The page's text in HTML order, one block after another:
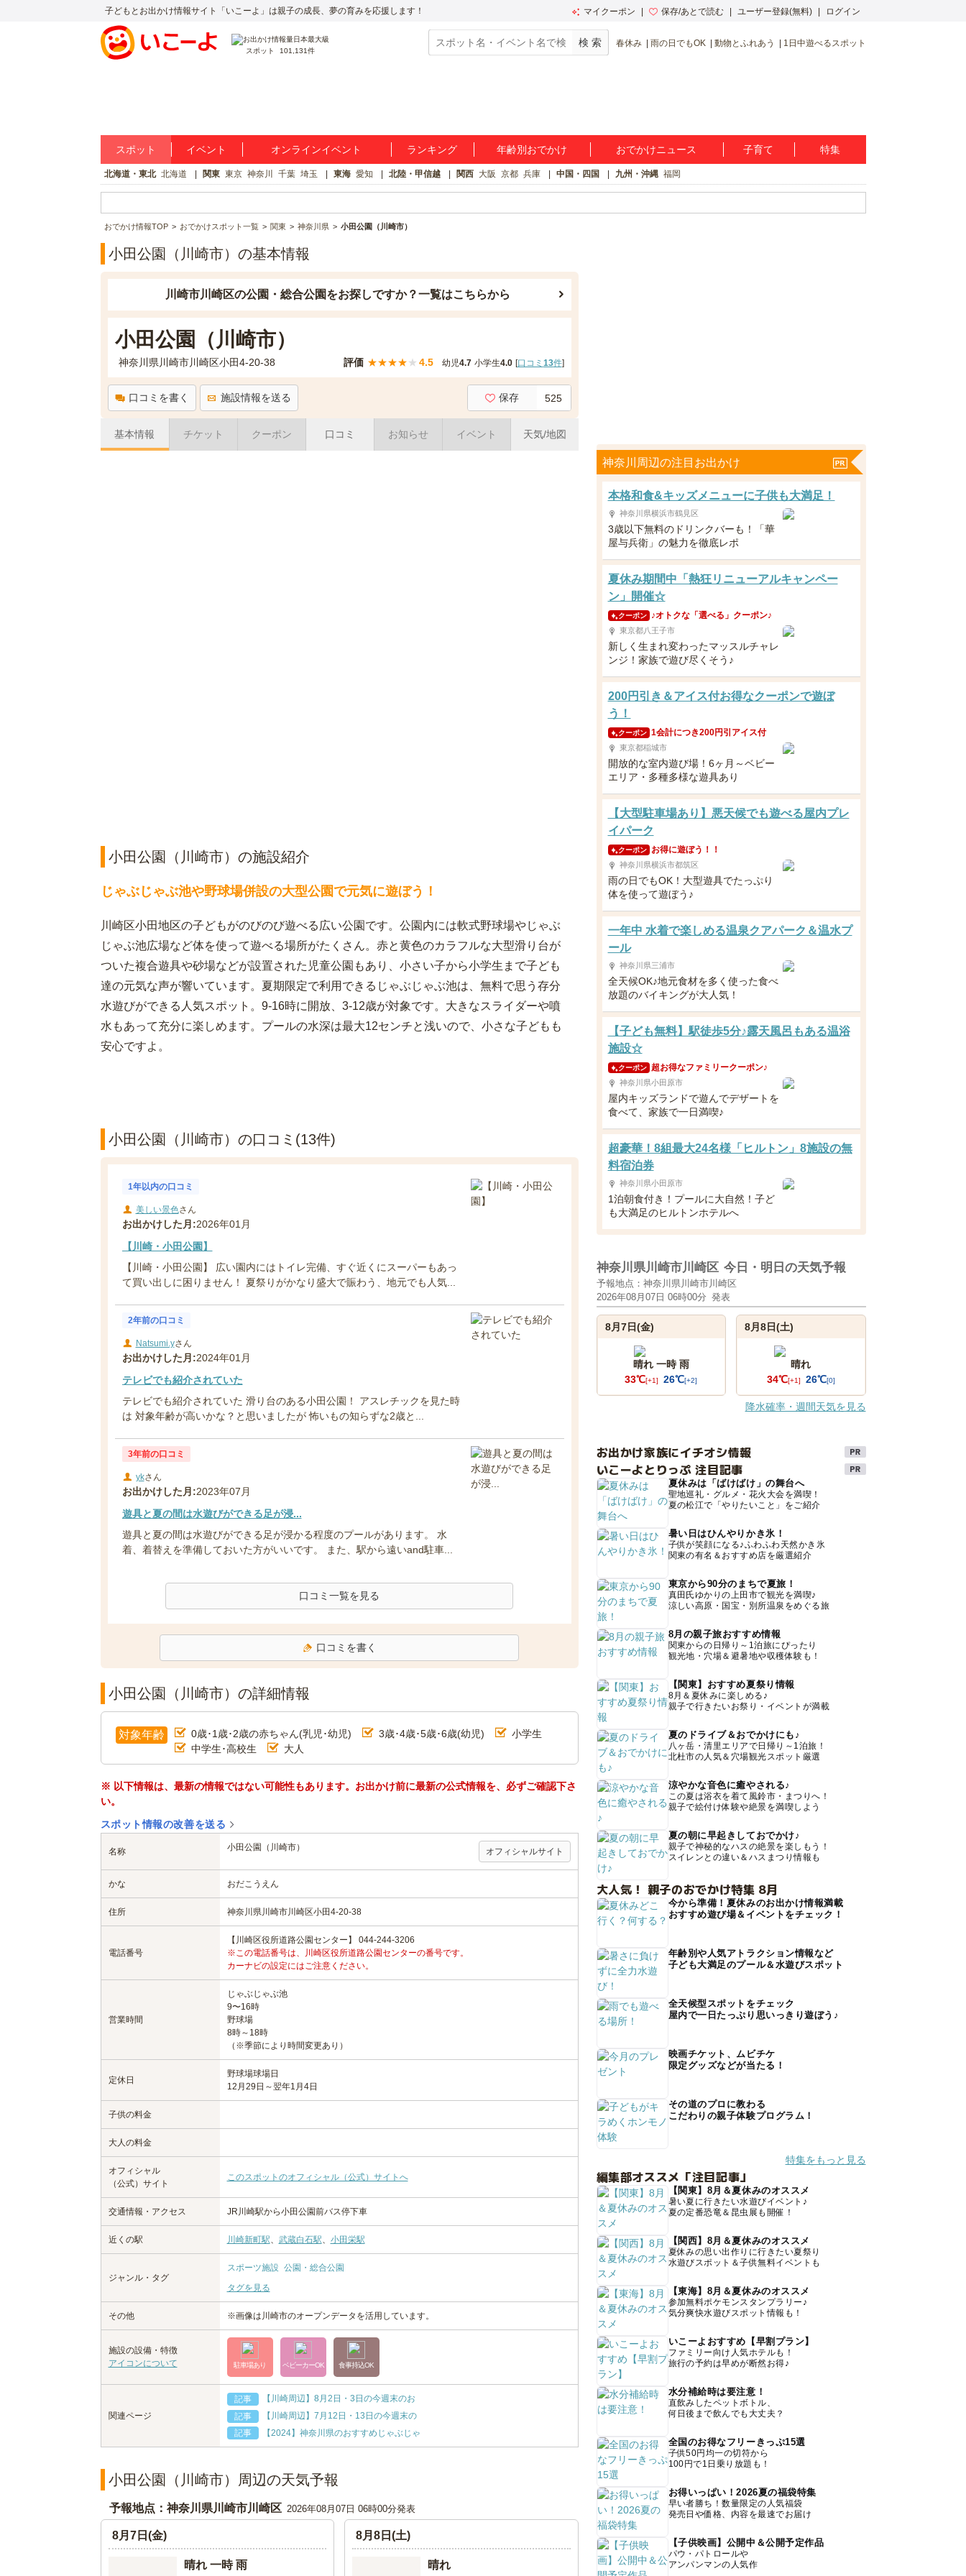
子どもとお出かけ情報サイト「いこーよ」は親子の成長、夢の育みを応援します！ マイクーポン 保存/あとで読む ユーザー登録(無料) ログイン
スポット 101,131件
春休み 雨の日でもOK 動物とふれあう 1日中遊べるスポット
スポット イベント オンラインイベント ランキング 年齢別おでかけ おでかけニュース 子育て 特集
北海道・東北 北海道 関東 東京 神奈川 千葉 埼玉 東海 愛知 北陸・甲信越 関西 大阪 京都 兵庫 中国・四国 九州・沖縄 福岡
おでかけ情報TOP おでかけスポット一覧 関東 神奈川県 小田公園（川崎市）
小田公園（川崎市）の基本情報
川崎市川崎区の公園・総合公園をお探しですか？一覧はこちらから
小田公園（川崎市）
神奈川県川崎市川崎区小田4-20-38 評価 ★★★★★ 4.5 幼児4.7 小学生4.0 [口コミ 13件]
口コミを書く 施設情報を送る 保存 525
基本情報 チケット クーポン 口コミ お知らせ イベント 天気/地図
小田公園（川崎市）の施設紹介
じゃぶじゃぶ池や野球場併設の大型公園で元気に遊ぼう！
川崎区小田地区の子どもがのびのび遊べる広い公園です。公園内には軟式野球場やじゃぶ
じゃぶ池広場など体を使って遊べる場所がたくさん。赤と黄色のカラフルな大型滑り台が
ついた複合遊具や砂場などが設置された児童公園もあり、小さい子から小学生まで子ども
達の元気な声が響いています。夏期限定で利用できるじゃぶじゃぶ池は、無料で思う存分
水遊びができる人気スポット。9-16時に開放、3-12歳が対象です。大きなスライダーや噴
水もあって充分に楽しめます。プールの水深は最大12センチと浅いので、小さな子どもも
安心ですよ。
小田公園（川崎市）の口コミ(13件)
1年以内の口コミ
美しい景色さん
お出かけした月:2026年01月
【川崎・小田公園】
【川崎・小田公園】 広い園内にはトイレ完備、すぐ近くにスーパーもあっ
て買い出しに困りません！ 夏祭りがかなり盛大で賑わう、地元でも人気...
2年前の口コミ
Natsumi.yさん
お出かけした月:2024年01月
テレビでも紹介されていた
テレビでも紹介されていた 滑り台のある小田公園！ アスレチックを見た時
は 対象年齢が高いかな？と思いましたが 怖いもの知らずな2歳と...
3年前の口コミ
ykさん
お出かけした月:2023年07月
遊具と夏の間は水遊びができる足が浸...
遊具と夏の間は水遊びができる足が浸かる程度のプールがあります。 水
着、着替えを準備しておいた方がいいです。 また、駅から遠いand駐車...
口コミ一覧を見る
口コミを書く
小田公園（川崎市）の詳細情報
対象年齢 0歳･1歳･2歳の赤ちゃん(乳児･幼児) 3歳･4歳･5歳･6歳(幼児)
小学生
中学生･高校生
大人
※ 以下情報は、最新の情報ではない可能性もあります。お出かけ前に最新の公式情報を、必ずご確認下さ
い。
スポット情報の改善を送る
名称 小田公園（川崎市） オフィシャルサイト
かな おだこうえん
住所 神奈川県川崎市川崎区小田4-20-38
電話番号
【川崎区役所道路公園センター】 044-244-3206
※この電話番号は、川崎区役所道路公園センターの番号です。
カーナビの設定にはご注意ください。
営業時間
じゃぶじゃぶ池
9〜16時
野球場
8時～18時
（※季節により時間変更あり）
定休日
野球場球場日
12月29日～翌年1月4日
子供の料金
大人の料金
オフィシャル
（公式）サイト
このスポットのオフィシャル（公式）サイトへ
交通情報・アクセス JR川崎駅から小田公園前バス停下車
近くの駅 川崎新町駅、 武蔵白石駅、 小田栄駅
ジャンル・タグ
スポーツ施設 公園・総合公園
タグを見る
その他 ※画像は川崎市のオープンデータを活用しています。
施設の設備・特徴
アイコンについて
駐車場あり ベビーカーOK 食事持込OK
関連ページ
記事
【川崎周辺】8月2日・3日の今週末のお
記事
【川崎周辺】7月12日・13日の今週末の
記事
【2024】神奈川県のおすすめじゃぶじゃ
小田公園（川崎市）周辺の天気予報
予報地点：神奈川県川崎市川崎区 2026年08月07日 06時00分発表
8月7日(金)
晴れ 一時 雨
8月8日(土)
晴れ
神奈川周辺の注目お出かけ
本格和食&キッズメニューに子供も大満足！
神奈川県横浜市鶴見区
3歳以下無料のドリンクバーも！「華
屋与兵衛」の魅力を徹底レポ
夏休み期間中「熱狂リニューアルキャンペー
ン」開催☆
クーポン ♪オトクな「選べる」クーポン♪
東京都八王子市
新しく生まれ変わったマッスルチャレ
ンジ！家族で遊び尽くそう♪
200円引き＆アイス付お得なクーポンで遊ぼ
う！
クーポン 1会計につき200円引アイス付
東京都稲城市
開放的な室内遊び場！6ヶ月～ベビー
エリア・多種多様な遊具あり
【大型駐車場あり】悪天候でも遊べる屋内プレ
イパーク
クーポン お得に遊ぼう！！
神奈川県横浜市都筑区
雨の日でもOK！大型遊具でたっぷり
体を使って遊ぼう♪
一年中 水着で楽しめる温泉クアパーク＆温水プ
ール
神奈川県三浦市
全天候OK♪地元食材を多く使った食べ
放題のバイキングが大人気！
【子ども無料】駅徒歩5分♪露天風呂もある温浴
施設☆
クーポン 超お得なファミリークーポン♪
神奈川県小田原市
屋内キッズランドで遊んでデザートを
食べて、家族で一日満喫♪
超豪華！8組最大24名様「ヒルトン」8施設の無
料宿泊券
神奈川県小田原市
1泊朝食付き！プールに大自然！子ど
も大満足のヒルトンホテルへ
神奈川県川崎市川崎区 今日・明日の天気予報
予報地点：神奈川県川崎市川崎区
2026年08月07日 06時00分 発表
8月7日(金)
晴れ 一時 雨
33℃[+1] 26℃[+2]
8月8日(土)
晴れ
34℃[+1] 26℃[0]
降水確率・週間天気を見る
お出かけ家族にイチオシ情報
いこーよとりっぷ 注目記事
夏休みは「ばけばけ」の舞台へ
聖地巡礼・グルメ・花火大会を満喫！
夏の松江で「やりたいこと」をご紹介
暑い日はひんやりかき氷！
子供が笑顔になる♪ふわふわ天然かき氷
関東の有名＆おすすめ店を厳選紹介
東京から90分のまちで夏旅！
真田氏ゆかりの上田市で観光を満喫♪
涼しい高原・国宝・別所温泉をめぐる旅
8月の親子旅おすすめ情報
関東からの日帰り～1泊旅にぴったり
観光地・穴場＆避暑地や収穫体験も！
【関東】おすすめ夏祭り情報
8月＆夏休みに楽しめる♪
親子で行きたいお祭り・イベントが満載
夏のドライブ＆おでかけにも♪
八ヶ岳・清里エリアで日帰り～1泊旅！
北杜市の人気＆穴場観光スポット厳選
涼やかな音色に癒やされる♪
この夏は浴衣を着て風鈴市・まつりへ！
親子で絵付け体験や絶景を満喫しよう
夏の朝に早起きしておでかけ♪
親子で神秘的なハスの絶景を楽しもう！
スイレンとの違い＆ハスまつり情報も
大人気！ 親子のおでかけ特集 8月
今から準備！夏休みのお出かけ情報満載
おすすめ遊び場＆イベントをチェック！
年齢別や人気アトラクション情報など
子ども大満足のプール＆水遊びスポット
全天候型スポットをチェック
屋内で一日たっぷり思いっきり遊ぼう♪
映画チケット、ムビチケ
限定グッズなどが当たる！
その道のプロに教わる
こだわりの親子体験プログラム！
特集をもっと見る
編集部オススメ「注目記事」
【関東】8月＆夏休みのオススメ
暑い夏に行きたい水遊びイベント♪
夏の定番恐竜＆昆虫展も開催！
【関西】8月＆夏休みのオススメ
夏休みの思い出作りに行きたい夏祭り
水遊びスポット＆子供無料イベントも
【東海】8月＆夏休みのオススメ
参加無料ポケモンスタンプラリー♪
気分爽快水遊びスポット情報も！
いこーよおすすめ【早割プラン】
ファミリー向け人気ホテルも！
旅行の予約は早めが断然お得♪
水分補給時は要注意！
直飲みしたペットボトル、
何日後まで飲んでも大丈夫？
全国のお得なフリーきっぷ15選
子供50円均一の切符から
100円で1日乗り放題も！
お得いっぱい！2026夏の福袋特集
早い者勝ち！数量限定の人気福袋
発売日や価格、内容を最速でお届け
【子供映画】公開中＆公開予定作品
パウ・パトロールや
アンパンマンの人気作